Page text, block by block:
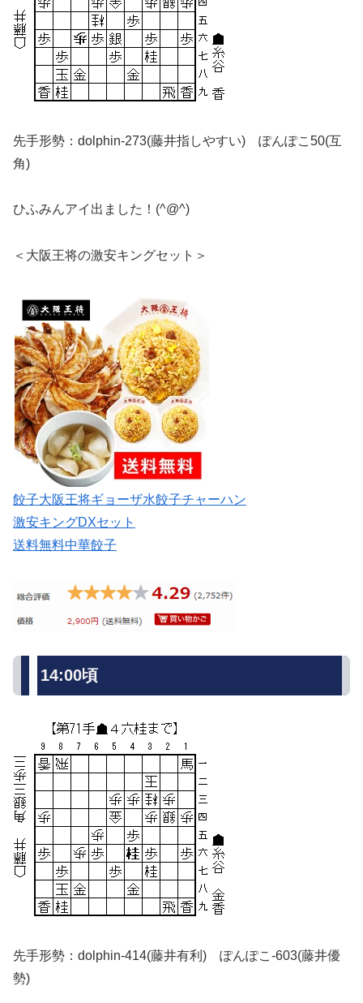
先手形勢：dolphin-273(藤井指しやすい) ぽんぽこ50(互
角)
ひふみんアイ出ました！(^@^)
＜大阪王将の激安キングセット＞
餃子大阪王将ギョーザ水餃子チャーハン
激安キングDXセット
送料無料中華餃子
14:00頃
先手形勢：dolphin-414(藤井有利) ぽんぽこ-603(藤井優
勢)